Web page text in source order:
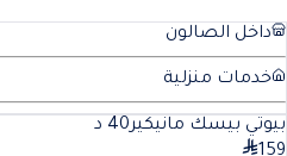
داخل الصالون
خدمات منزلية
بيوتي بيسك مانيكير40 د